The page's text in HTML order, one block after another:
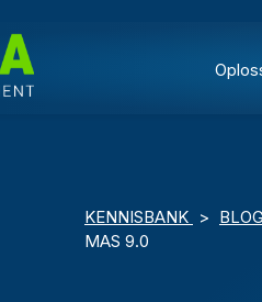
KENNISBANK >
MAS 9.0